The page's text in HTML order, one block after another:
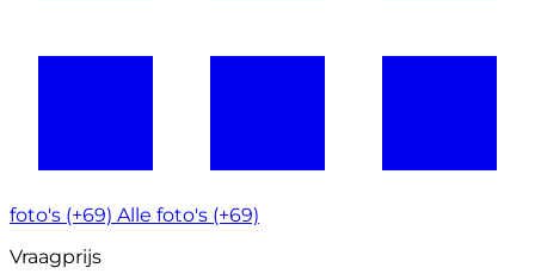
foto's (+69) Alle foto's (+69)
Vraagprijs